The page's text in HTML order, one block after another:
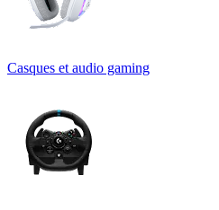
Casques et audio gaming